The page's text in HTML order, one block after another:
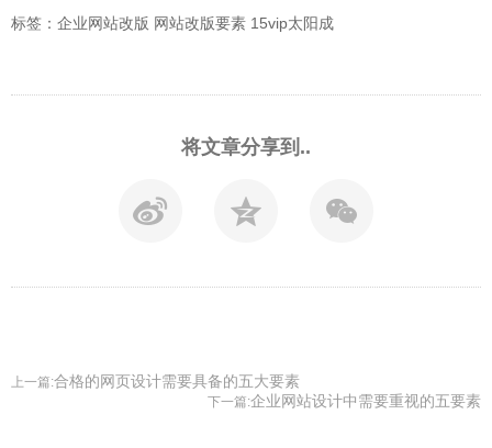
标签：企业网站改版 网站改版要素 15vip太阳成
将文章分享到..
上一篇:合格的网页设计需要具备的五大要素
下一篇:企业网站设计中需要重视的五要素